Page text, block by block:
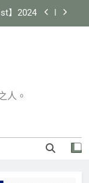
】2024
存報告
約計劃
】
人。